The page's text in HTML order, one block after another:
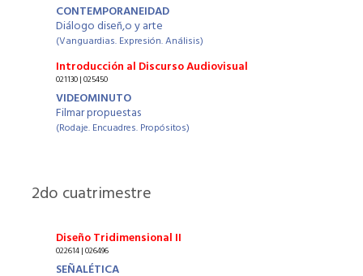
CONTEMPORANEIDAD
Diálogo diseñ,o y arte
(Vanguardias. Expresión. Análisis)
Introducción al Discurso Audiovisual
021130 | 025450
VIDEOMINUTO
Filmar propuestas
(Rodaje. Encuadres. Propósitos)
2do cuatrimestre
Diseño Tridimensional II
022614 | 026496
SEÑALÉTICA